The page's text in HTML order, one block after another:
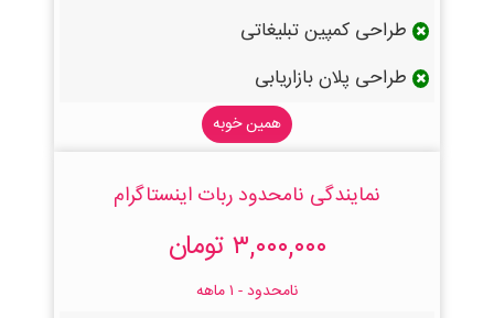
طراحی کمپین تبلیغاتی
طراحی پلان بازاریابی
همین خوبه
نمایندگی نامحدود ربات اینستاگرام
۳,۰۰۰,۰۰۰ تومان
نامحدود - ۱ ماهه